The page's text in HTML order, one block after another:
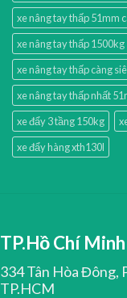
xe nâng tay thấp 51mm
xe nâng tay thấp 1500kg
xe nâng tay thấp càng
xe nâng tay thấp nhất
xe đẩy 3 tầng 150kg
xe đẩy hàng xth130l
TP.Hồ Chí Minh
334 Tân Hòa Đông,
TP.HCM